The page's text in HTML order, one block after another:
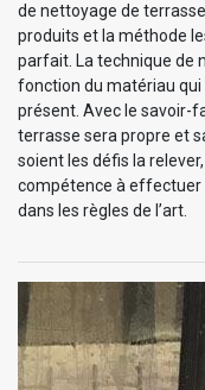
de nettoyage de
produits et la méthode
parfait. La technique de
fonction du matériau
présent. Avec le savoir-
terrasse sera propre et
soient les défis la
compétence à effectuer
dans les règles de l’art.